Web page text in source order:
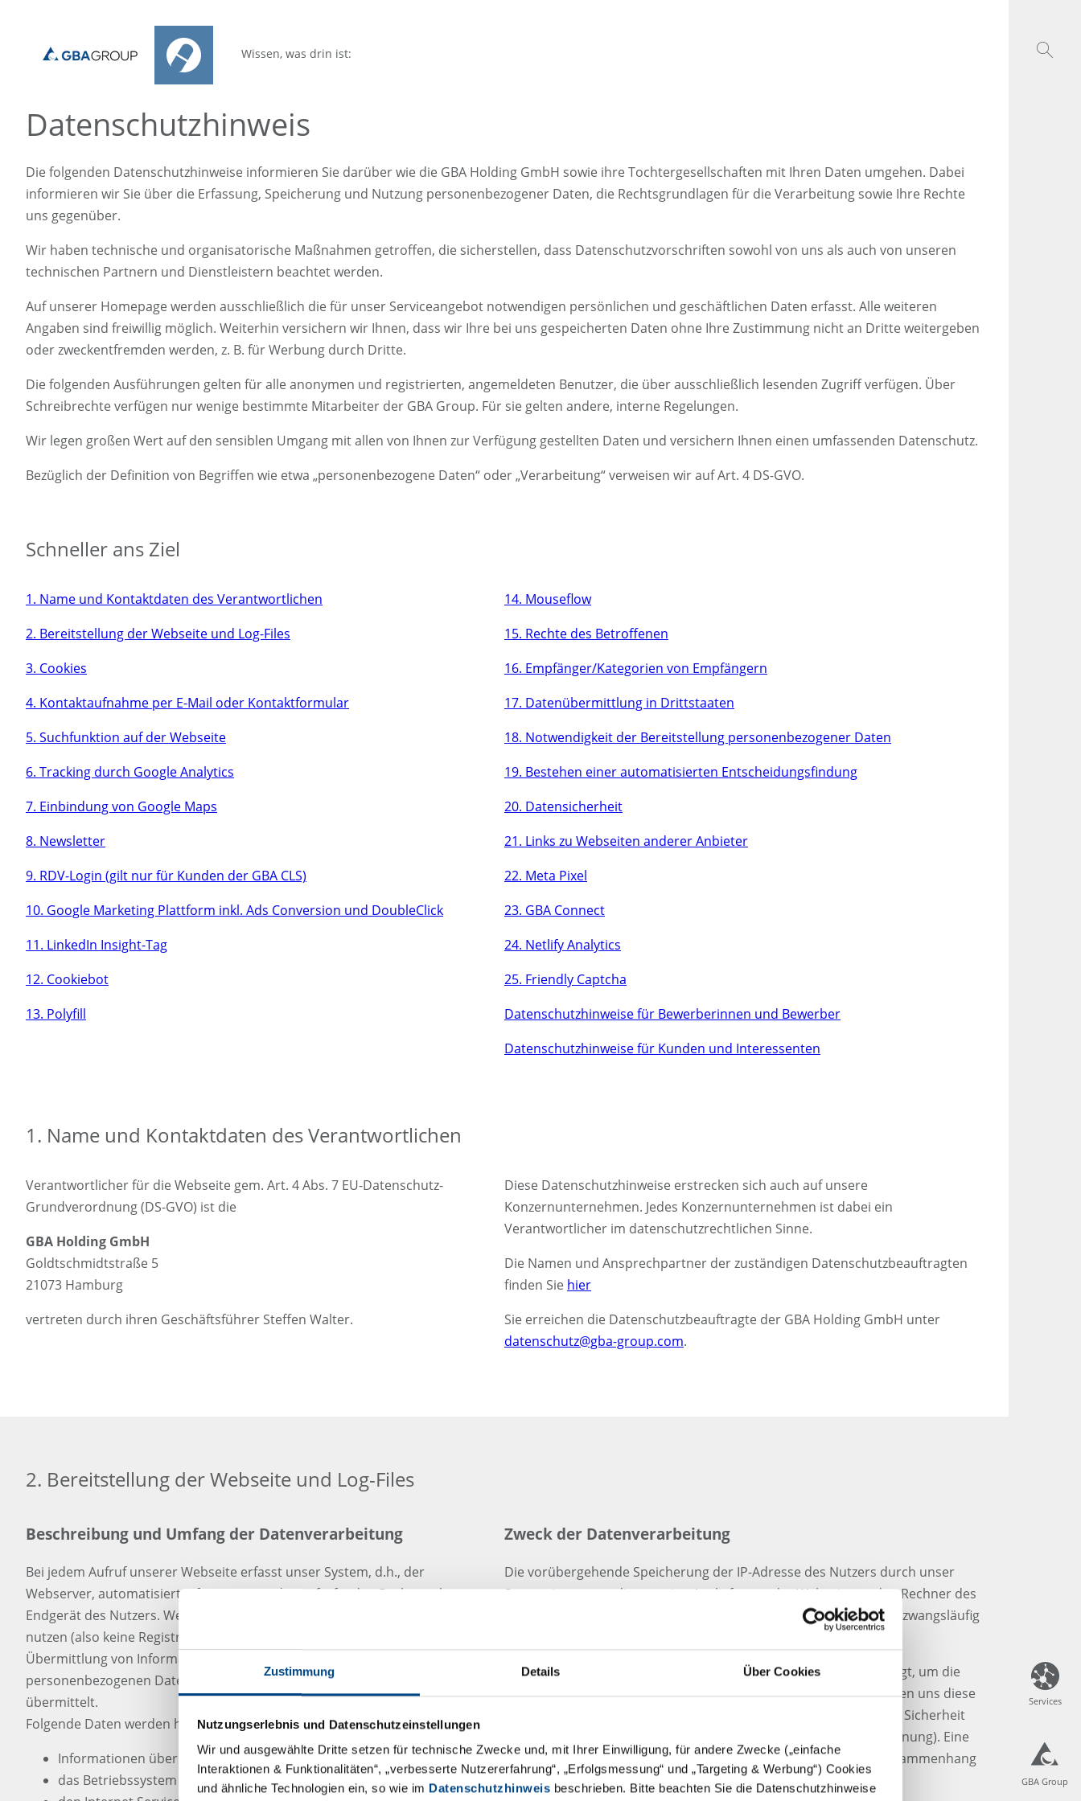
Zustimmung Details Über Cookies
Nutzungserlebnis und Datenschutzeinstellungen
Wir und ausgewählte Dritte setzen für technische Zwecke und, mit Ihrer Einwilligung, für andere Zwecke („einfache
Interaktionen & Funktionalitäten“, „verbesserte Nutzererfahrung“, „Erfolgsmessung“ und „Targeting & Werbung“) Cookies
und ähnliche Technologien ein, so wie im Datenschutzhinweis beschrieben. Bitte beachten Sie die Datenschutzhinweise
Services
GBA Group
Wissen, was drin ist:
Datenschutzhinweis
Die folgenden Datenschutzhinweise informieren Sie darüber wie die GBA Holding GmbH sowie ihre Tochtergesellschaften mit Ihren Daten umgehen. Dabei
informieren wir Sie über die Erfassung, Speicherung und Nutzung personenbezogener Daten, die Rechtsgrundlagen für die Verarbeitung sowie Ihre Rechte
uns gegenüber.
Wir haben technische und organisatorische Maßnahmen getroffen, die sicherstellen, dass Datenschutzvorschriften sowohl von uns als auch von unseren
technischen Partnern und Dienstleistern beachtet werden.
Auf unserer Homepage werden ausschließlich die für unser Serviceangebot notwendigen persönlichen und geschäftlichen Daten erfasst. Alle weiteren
Angaben sind freiwillig möglich. Weiterhin versichern wir Ihnen, dass wir Ihre bei uns gespeicherten Daten ohne Ihre Zustimmung nicht an Dritte weitergeben
oder zweckentfremden werden, z. B. für Werbung durch Dritte.
Die folgenden Ausführungen gelten für alle anonymen und registrierten, angemeldeten Benutzer, die über ausschließlich lesenden Zugriff verfügen. Über
Schreibrechte verfügen nur wenige bestimmte Mitarbeiter der GBA Group. Für sie gelten andere, interne Regelungen.
Wir legen großen Wert auf den sensiblen Umgang mit allen von Ihnen zur Verfügung gestellten Daten und versichern Ihnen einen umfassenden Datenschutz.
Bezüglich der Definition von Begriffen wie etwa „personenbezogene Daten“ oder „Verarbeitung“ verweisen wir auf Art. 4 DS-GVO.
Schneller ans Ziel
1. Name und Kontaktdaten des Verantwortlichen
2. Bereitstellung der Webseite und Log-Files
3. Cookies
4. Kontaktaufnahme per E-Mail oder Kontaktformular
5. Suchfunktion auf der Webseite
6. Tracking durch Google Analytics
7. Einbindung von Google Maps
8. Newsletter
9. RDV-Login (gilt nur für Kunden der GBA CLS)
10. Google Marketing Plattform inkl. Ads Conversion und DoubleClick
11. LinkedIn Insight-Tag
12. Cookiebot
13. Polyfill
14. Mouseflow
15. Rechte des Betroffenen
16. Empfänger/Kategorien von Empfängern
17. Datenübermittlung in Drittstaaten
18. Notwendigkeit der Bereitstellung personenbezogener Daten
19. Bestehen einer automatisierten Entscheidungsfindung
20. Datensicherheit
21. Links zu Webseiten anderer Anbieter
22. Meta Pixel
23. GBA Connect
24. Netlify Analytics
25. Friendly Captcha
Datenschutzhinweise für Bewerberinnen und Bewerber
Datenschutzhinweise für Kunden und Interessenten
1. Name und Kontaktdaten des Verantwortlichen
Verantwortlicher für die Webseite gem. Art. 4 Abs. 7 EU-Datenschutz-
Grundverordnung (DS-GVO) ist die
GBA Holding GmbH
Goldtschmidtstraße 5
21073 Hamburg
vertreten durch ihren Geschäftsführer Steffen Walter.
Diese Datenschutzhinweise erstrecken sich auch auf unsere
Konzernunternehmen. Jedes Konzernunternehmen ist dabei ein
Verantwortlicher im datenschutzrechtlichen Sinne.
Die Namen und Ansprechpartner der zuständigen Datenschutzbeauftragten
finden Sie hier
Sie erreichen die Datenschutzbeauftragte der GBA Holding GmbH unter
datenschutz@gba-group.com.
2. Bereitstellung der Webseite und Log-Files
Beschreibung und Umfang der Datenverarbeitung
Bei jedem Aufruf unserer Webseite erfasst unser System, d.h., der
Webserver, automatisiert Informationen des aufrufenden Rechners bzw.
Endgerät des Nutzers. Wenn Sie unsere Webseite lediglich informatorisch
nutzen (also keine Registrierung und auch keine anderweitige
Übermittlung von Informationen), erheben wir nur die
personenbezogenen Daten, die Ihr Browser an unseren Server
übermittelt.
Folgende Daten werden hierbei von uns erhoben:
Informationen über den Browsertyp und die verwendete Version
das Betriebssystem des Endgerätes des Nutzers
Zweck der Datenverarbeitung
Die vorübergehende Speicherung der IP-Adresse des Nutzers durch unser
System ist notwendig, um eine Auslieferung der Webseite an den Rechner des
Nutzers zu ermöglichen. Hierfür muss die IP-Adresse des Nutzers zwangsläufig
Die Speicherung der oben genannten Daten in den Log-Files erfolgt, um die
Funktionsfähigkeit unserer Webseite sicherzustellen. Zudem dienen uns diese
Daten zur Optimierung der Webseite und zur Gewährleistung der Sicherheit
unserer informationstechnischen Systeme (z. B. zur Angriffserkennung). Eine
Auswertung der Daten zu Marketingzwecken findet in diesem Zusammenhang
nicht statt.
Services
GBA Group